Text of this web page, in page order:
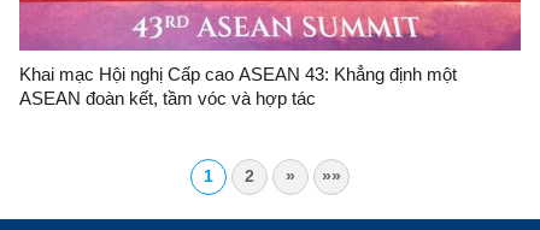
Khai mạc Hội nghị Cấp cao ASEAN 43: Khẳng định một
ASEAN đoàn kết, tầm vóc và hợp tác
1 2 » »»